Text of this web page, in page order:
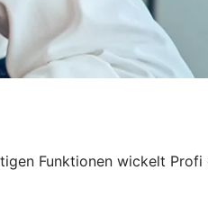
Funktionen wickelt Profi